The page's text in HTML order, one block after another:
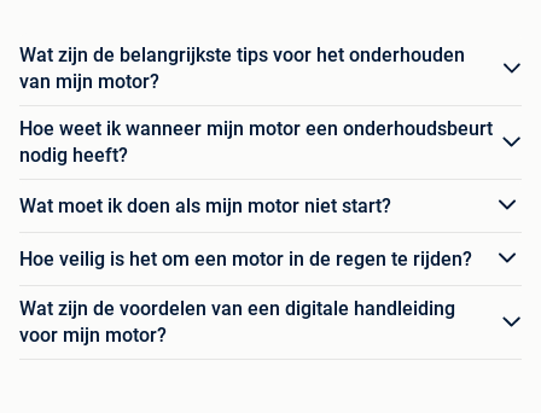
Wat zijn de belangrijkste tips voor het onderhouden
van mijn motor?
Hoe weet ik wanneer mijn motor een onderhoudsbeurt
nodig heeft?
Wat moet ik doen als mijn motor niet start?
Hoe veilig is het om een motor in de regen te rijden?
Wat zijn de voordelen van een digitale handleiding
voor mijn motor?